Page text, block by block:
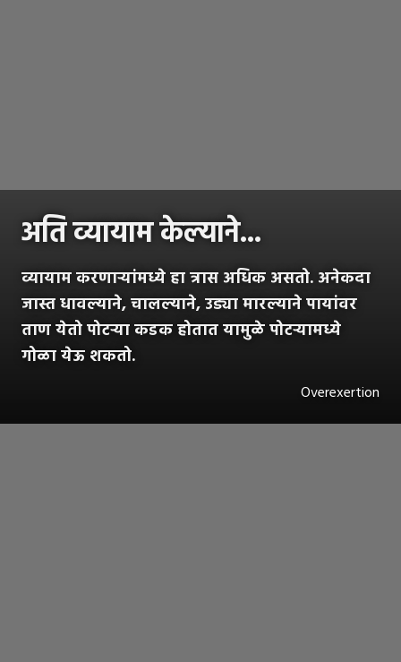
अति व्यायाम केल्याने...
व्यायाम करणाऱ्यांमध्ये हा त्रास अधिक असतो. अनेकदा
जास्त धावल्याने, चालल्याने, उड्या मारल्याने पायांवर
ताण येतो पोटऱ्या कडक होतात यामुळे पोटऱ्यामध्ये
गोळा येऊ शकतो.
Overexertion